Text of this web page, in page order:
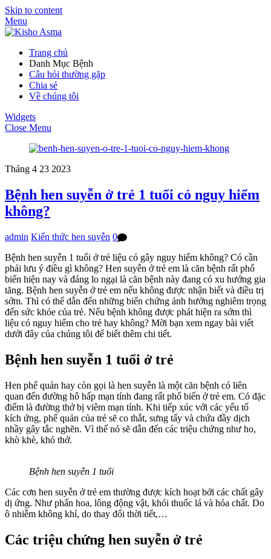
Skip to content
Menu
Trang chủ
Danh Mục Bệnh
Câu hỏi thường gặp
Chia sẻ
Về chúng tôi
Widgets
Close Menu
Tháng 4 23 2023
Bệnh hen suyễn ở trẻ 1 tuổi có nguy hiểm
không?
admin Kiến thức hen suyễn 0
Bệnh hen suyễn 1 tuổi ở trẻ liệu có gây nguy hiểm không? Có cần
phải lưu ý điều gì không? Hen suyễn ở trẻ em là căn bệnh rất phổ
biến hiện nay và đáng lo ngại là căn bệnh này đang có xu hướng gia
tăng. Bệnh hen suyễn ở trẻ em nếu không được nhận biết và điều trị
sớm. Thì có thể dẫn đến những biến chứng ảnh hưởng nghiêm trọng
đến sức khỏe của trẻ. Nếu bệnh không được phát hiện ra sớm thì
liệu có nguy hiểm cho trẻ hay không? Mời bạn xem ngay bài viết
dưới đây của chúng tôi để biết thêm chi tiết.
Bệnh hen suyễn 1 tuổi ở trẻ
Hen phế quản hay còn gọi là hen suyễn là một căn bệnh có liên
quan đến đường hô hấp mạn tính đang rất phổ biến ở trẻ em. Có đặc
điểm là đường thở bị viêm mạn tính. Khi tiếp xúc với các yếu tố
kích ứng, phế quản của trẻ sẽ co thắt, sưng tấy và chứa đầy dịch
nhầy gây tắc nghẽn. Vì thế nó sẽ dẫn đến các triệu chứng như ho,
khò khè, khó thở.
Bệnh hen suyễn 1 tuổi
Các cơn hen suyễn ở trẻ em thường được kích hoạt bởi các chất gây
dị ứng. Như phấn hoa, lông động vật, khói thuốc lá và hóa chất. Do
ô nhiễm không khí, do thay đổi thời tiết,…
Các triệu chứng hen suyễn ở trẻ